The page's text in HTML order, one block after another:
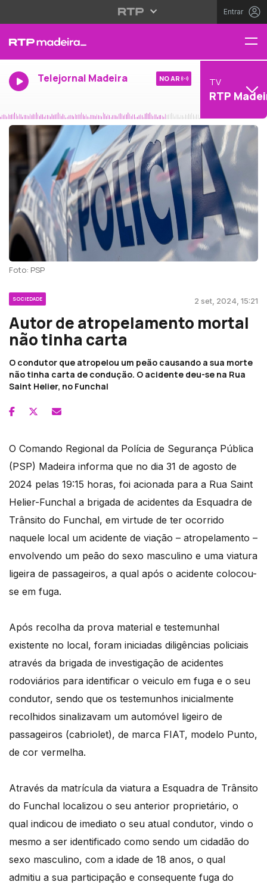
Entrar
Telejornal Madeira NO AR TV
RTP
Foto: PSP
SOCIEDADE 2 set, 2024, 15:21
Autor de atropelamento mortal
não tinha carta
O condutor que atropelou um peão causando a sua morte
não tinha carta de condução. O acidente deu-se na Rua
Saint Helier, no Funchal
O Comando Regional da Polícia de Segurança Pública
(PSP) Madeira informa que no dia 31 de agosto de
2024 pelas 19:15 horas, foi acionada para a Rua Saint
Helier-Funchal a brigada de acidentes da Esquadra de
Trânsito do Funchal, em virtude de ter ocorrido
naquele local um acidente de viação – atropelamento –
envolvendo um peão do sexo masculino e uma viatura
ligeira de passageiros, a qual após o acidente colocou-
se em fuga.
Após recolha da prova material e testemunhal
existente no local, foram iniciadas diligências policiais
através da brigada de investigação de acidentes
rodoviários para identificar o veiculo em fuga e o seu
condutor, sendo que os testemunhos inicialmente
recolhidos sinalizavam um automóvel ligeiro de
passageiros (cabriolet), de marca FIAT, modelo Punto,
de cor vermelha.
Através da matrícula da viatura a Esquadra de Trânsito
do Funchal localizou o seu anterior proprietário, o
qual indicou de imediato o seu atual condutor, vindo o
mesmo a ser identificado como sendo um cidadão do
sexo masculino, com a idade de 18 anos, o qual
admitiu a sua participação e consequente fuga do